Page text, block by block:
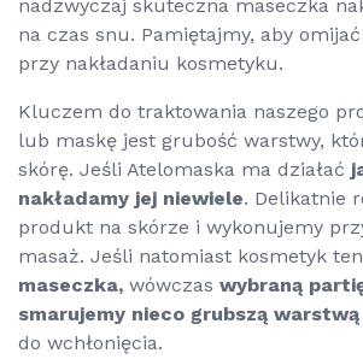
nadzwyczaj skuteczna maseczka
na czas snu. Pamiętajmy, aby
przy nakładaniu kosmetyku.
Kluczem do traktowania naszego
lub maskę jest grubość warstwy,
skórę. Jeśli Atelomaska ma działać
nakładamy jej niewiele. Delikatnie
produkt na skórze i wykonujemy
masaż. Jeśli natomiast kosmetyk
maseczka, wówczas wybraną
smarujemy nieco grubszą warstwą
do wchłonięcia.